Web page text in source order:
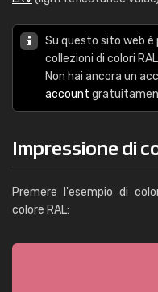
Su questo sito web è
collezioni di colori
Non hai ancora un
account
Impressione di
Premere l'esempio di
colore RAL: